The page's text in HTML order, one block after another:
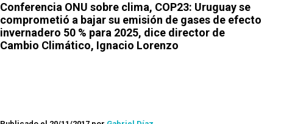
Conferencia ONU sobre clima, COP23: Uruguay se
comprometió a bajar su emisión de gases de efecto
invernadero 50 % para 2025, dice director de
Cambio Climático, Ignacio Lorenzo